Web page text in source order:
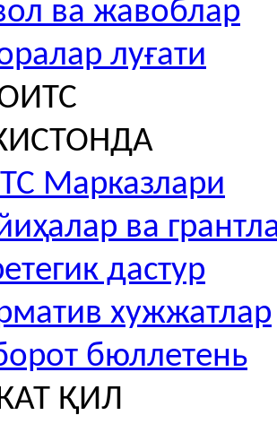
ва жавоблар
луғати
Марказлари
ва
дастур
хужжатлар
бюллетень
ҚИЛ